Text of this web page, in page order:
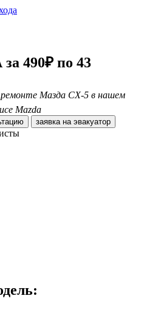
490₽ по 43
ремонте Мазда СХ-5 в нашем
Mazda
заявка на эвакуатор